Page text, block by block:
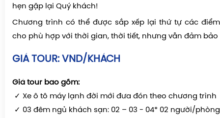
Dự kiến 21h00 – 21h30: Về đến Hà Nội - kết thúc chương
hẹn gặp lại Quý khách!
Chương trình có thể được sắp xếp lại thứ tự các
cho phù hợp với thời gian, thời tiết, nhưng vẫn đảm bảo
Giá tour bao gồm:
✓ Xe ô tô máy lạnh đời mới đưa đón theo chương trình